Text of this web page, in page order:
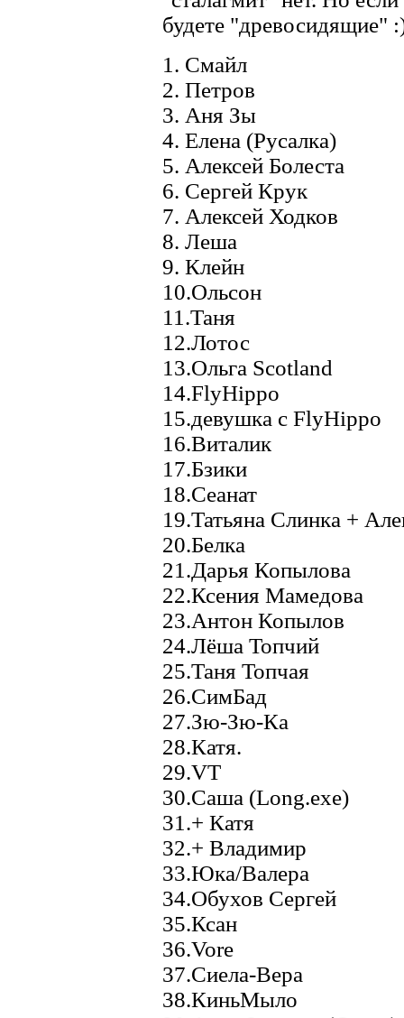
будете "древосидящие"
1. Смайл
2. Петров
3. Аня Зы
4. Елена (Русалка)
5. Алексей Болеста
6. Сергей Крук
7. Алексей Ходков
8. Леша
9. Клейн
10.Ольсон
11.Таня
12.Лотос
13.Ольга Scotland
14.FlyHippo
15.девушка c FlyHippo
16.Виталик
17.Бзики
18.Сеанат
19.Татьяна Слинка +
20.Белка
21.Дарья Копылова
22.Ксения Мамедова
23.Антон Копылов
24.Лёша Топчий
25.Таня Топчая
26.СимБад
27.Зю-Зю-Ка
28.Катя.
29.VT
30.Саша (Long.exe)
31.+ Катя
32.+ Владимир
33.Юка/Валера
34.Обухов Сергей
35.Ксан
36.Vore
37.Сиела-Вера
38.КиньМыло